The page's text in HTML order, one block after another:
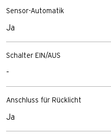
Sensor-Automatik
Ja
Schalter EIN/AUS
-
Anschluss für Rücklicht
Ja